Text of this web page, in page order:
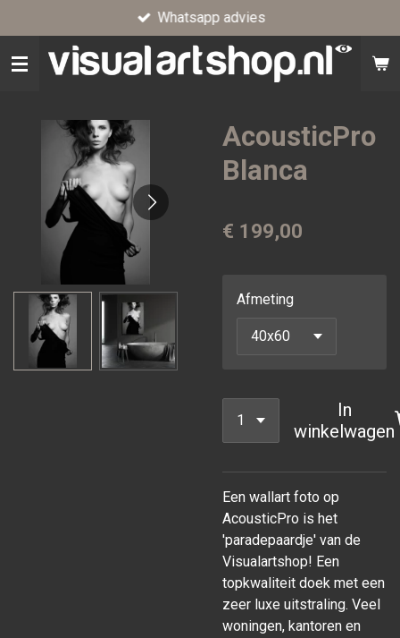
direct
naar
Whatsapp advies
AcousticPro
Blanca
€ 199,00
Afmeting
In
winkelwagen
Een wallart foto op
AcousticPro is het
'paradepaardje' van de
Visualartshop! Een
topkwaliteit doek met een
zeer luxe uitstraling. Veel
woningen, kantoren en